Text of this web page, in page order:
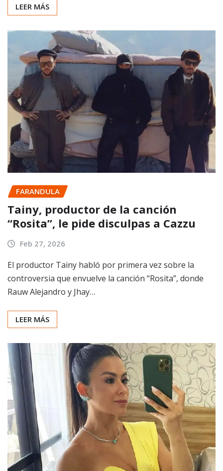
LEER MÁS
FARANDULA
Tainy, productor de la canción
“Rosita”, le pide disculpas a Cazzu
Feb 27, 2026
El productor Tainy habló por primera vez sobre la
controversia que envuelve la canción “Rosita”, donde
Rauw Alejandro y Jhay…
LEER MÁS